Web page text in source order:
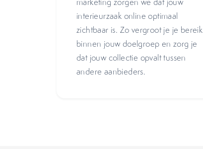
interieurzaak online optimaal
zichtbaar is. Zo vergroot je je bereik
binnen jouw doelgroep en zorg je
dat jouw collectie opvalt tussen
andere aanbieders.